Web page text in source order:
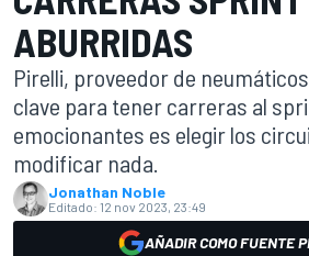
ABURRIDAS
Pirelli, proveedor de
clave para tener carreras al
emocionantes es elegir los
modificar nada.
Jonathan Noble
Editado: 12 nov 2023, 23:49
AÑADIR COMO FUENTE